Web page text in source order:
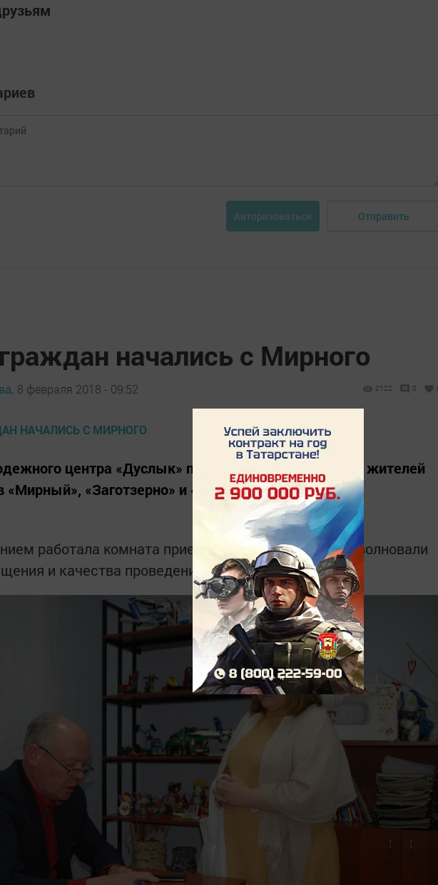
Авторизоваться Отправить
начались с Мирного
8 февраля 2018 - 09:52 2122 0
центра «Дуслык» прошел сход граждан для жителей
«Мирный», «Заготзерно» и «Нефтебаза».
работала комната приема населения. Жителей волновали
и качества проведения капитального ремонта.